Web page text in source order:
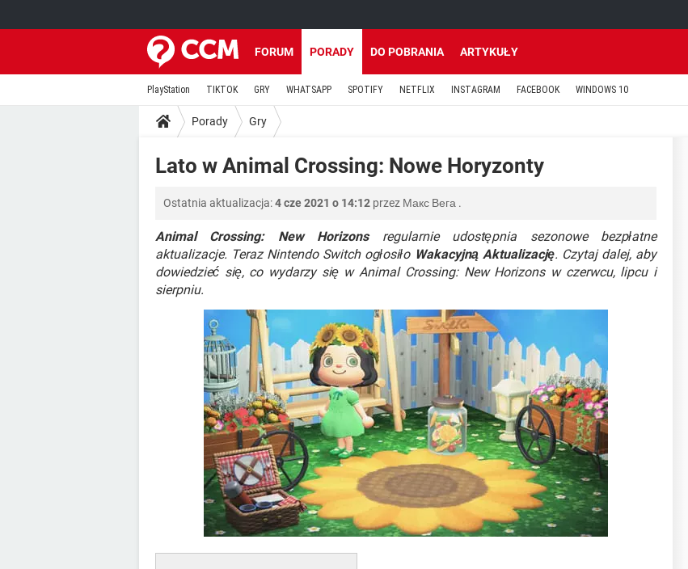
FORUM PORADY DO POBRANIA ARTYKUŁY
PlayStation TIKTOK GRY WHATSAPP SPOTIFY NETFLIX INSTAGRAM FACEBOOK WINDOWS 10
Porady Gry
Lato w Animal Crossing: Nowe Horyzonty
Ostatnia aktualizacja:4 cze 2021 o 14:12 przez Макс Вега .
Animal Crossing: New Horizonsregularnie udostępnia sezonowe bezpłatne
aktualizacje. Teraz Nintendo Switch ogłosiło Wakacyjną Aktualizację. Czytaj dalej, aby
dowiedzieć się, co wydarzy się w Animal Crossing: New Horizons w czerwcu, lipcu i
sierpniu.